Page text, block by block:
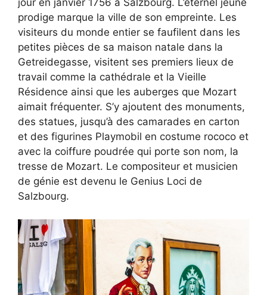
jour en janvier 1756 à Salzbourg. L’éternel jeune
prodige marque la ville de son empreinte. Les
visiteurs du monde entier se faufilent dans les
petites pièces de sa maison natale dans la
Getreidegasse, visitent ses premiers lieux de
travail comme la cathédrale et la Vieille
Résidence ainsi que les auberges que Mozart
aimait fréquenter. S’y ajoutent des monuments,
des statues, jusqu’à des camarades en carton
et des figurines Playmobil en costume rococo et
avec la coiffure poudrée qui porte son nom, la
tresse de Mozart. Le compositeur et musicien
de génie est devenu le Genius Loci de
Salzbourg.